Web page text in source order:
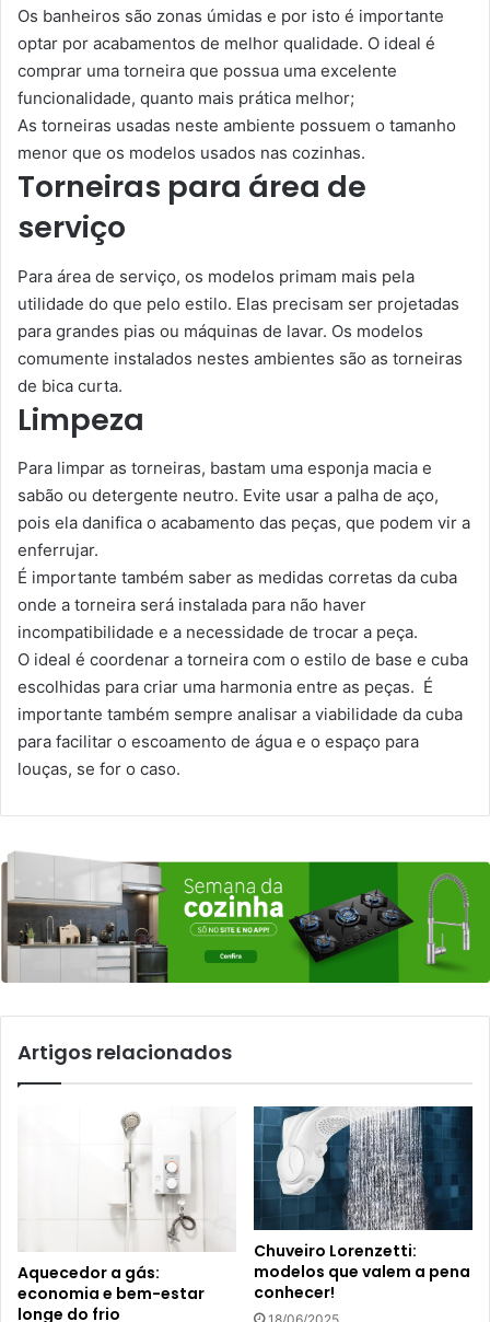
Os banheiros são zonas úmidas e por isto é importante
optar por acabamentos de melhor qualidade. O ideal é
comprar uma torneira que possua uma excelente
funcionalidade, quanto mais prática melhor;
As torneiras usadas neste ambiente possuem o tamanho
menor que os modelos usados nas cozinhas.
Torneiras para área de
serviço
Para área de serviço, os modelos primam mais pela
utilidade do que pelo estilo. Elas precisam ser projetadas
para grandes pias ou máquinas de lavar. Os modelos
comumente instalados nestes ambientes são as torneiras
de bica curta.
Limpeza
Para limpar as torneiras, bastam uma esponja macia e
sabão ou detergente neutro. Evite usar a palha de aço,
pois ela danifica o acabamento das peças, que podem vir a
enferrujar.
É importante também saber as medidas corretas da cuba
onde a torneira será instalada para não haver
incompatibilidade e a necessidade de trocar a peça.
O ideal é coordenar a torneira com o estilo de base e cuba
escolhidas para criar uma harmonia entre as peças. É
importante também sempre analisar a viabilidade da cuba
para facilitar o escoamento de água e o espaço para
louças, se for o caso.
Artigos relacionados
Aquecedor a gás:
economia e bem-estar
longe do frio
Chuveiro Lorenzetti:
modelos que valem a pena
conhecer!